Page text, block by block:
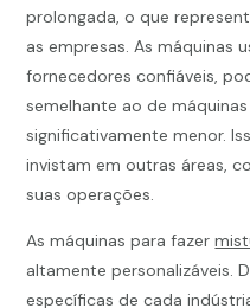
prolongada, o que
as empresas. As máquinas
fornecedores confiáveis,
semelhante ao de
significativamente menor.
invistam em outras áreas,
suas operações.
As máquinas para fazer
altamente personalizáveis.
específicas de cada